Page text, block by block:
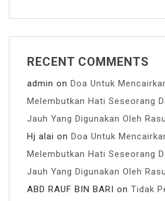
RECENT COMMENTS
admin on Doa Untuk
Melembutkan Hati Seseorang
Jauh Yang Digunakan Oleh
Hj alai on Doa Untuk
Melembutkan Hati Seseorang
Jauh Yang Digunakan Oleh
ABD RAUF BIN BARI on Tidak